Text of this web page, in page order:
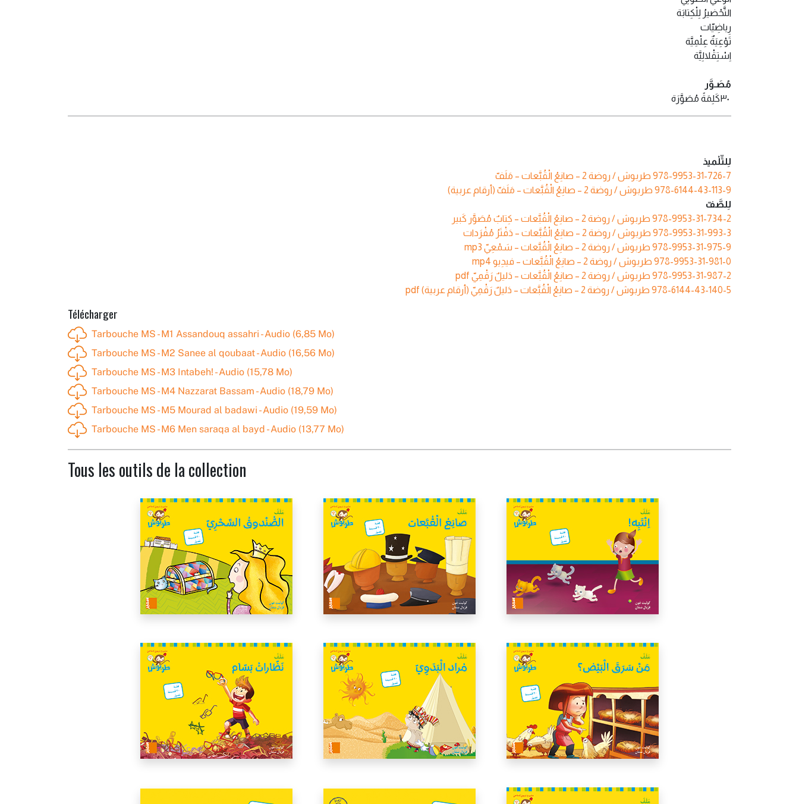
التَّحْضيرُ‭ ‬لِلْكِتابَة‬
رِياضِيّات
تَوْعِيَةٌ‭ ‬عِلْمِيَّة‬
اِسْتِقْلالِيَّة‭
مُصَـوَّر
٣٠‬‭ ‬كَلِمَةً‭ ‬مُصَوَّرَة
لِلتِّلْميذ
978-9953-31-726-7 طربوش / روضة 2 – صانِعُ‭ ‬الْقُبَّعات – مَلَفّ
978-6144-43-113-9 طربوش / روضة 2 – صانِعُ‭ ‬الْقُبَّعات – مَلَفّ (أرقام عربية)
لِلصَّفّ
978-9953-31-734-2 طربوش / روضة 2 – صانِعُ‭ ‬الْقُبَّعات – كِتابٌ مُصَوَّر كَبير
978-9953-31-993-3 طربوش / روضة 2 – صانِعُ‭ ‬الْقُبَّعات – دَفْتَرُ مُفْرَدات
978-9953-31-975-9 طربوش / روضة 2 – صانِعُ‭ ‬الْقُبَّعات – سَمْعِيّ mp3
978-9953-31-981-0 طربوش / روضة 2 – صانِعُ‭ ‬الْقُبَّعات – فيدِيو mp4
978-9953-31-987-2 طربوش / روضة 2 – صانِعُ‭ ‬الْقُبَّعات – دَليلٌ رَقْمِيّ pdf
978-6144-43-140-5 طربوش / روضة 2 – صانِعُ‭ ‬الْقُبَّعات – دَليلٌ رَقْمِيّ (أرقام عربية) pdf
Télécharger
Tarbouche MS - M1 Assandouq assahri - Audio (6,85 Mo)
Tarbouche MS - M2 Sanee al qoubaat - Audio (16,56 Mo)
Tarbouche MS - M3 Intabeh! - Audio (15,78 Mo)
Tarbouche MS - M4 Nazzarat Bassam - Audio (18,79 Mo)
Tarbouche MS - M5 Mourad al badawi - Audio (19,59 Mo)
Tarbouche MS - M6 Men saraqa al bayd - Audio (13,77 Mo)
Tous les outils de la collection